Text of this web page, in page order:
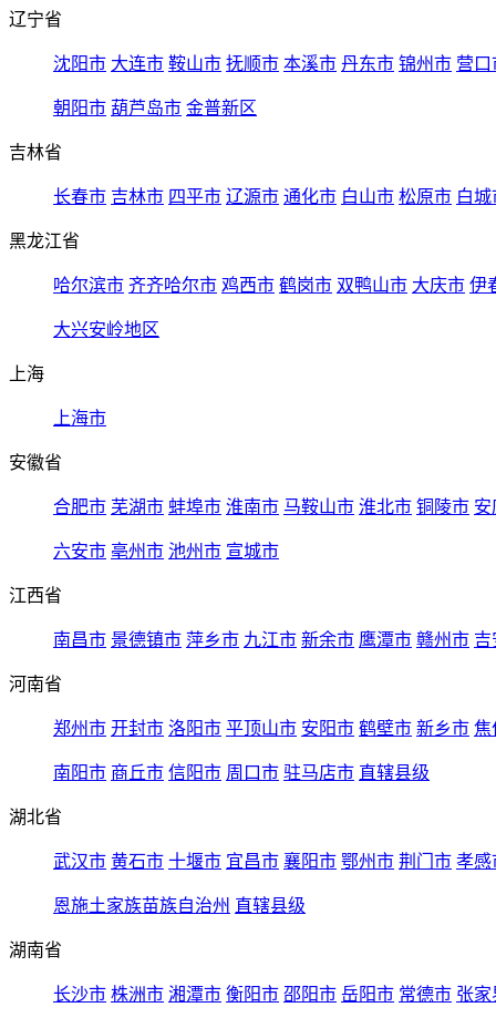
辽宁省
沈阳市 大连市 鞍山市 抚顺市 本溪市 丹东市 锦州市 营口
朝阳市 葫芦岛市 金普新区
吉林省
长春市 吉林市 四平市 辽源市 通化市 白山市 松原市 白城
黑龙江省
哈尔滨市 齐齐哈尔市 鸡西市 鹤岗市 双鸭山市 大庆市 伊
大兴安岭地区
上海
上海市
安徽省
合肥市 芜湖市 蚌埠市 淮南市 马鞍山市 淮北市 铜陵市 安
六安市 亳州市 池州市 宣城市
江西省
南昌市 景德镇市 萍乡市 九江市 新余市 鹰潭市 赣州市 吉
河南省
郑州市 开封市 洛阳市 平顶山市 安阳市 鹤壁市 新乡市 焦
南阳市 商丘市 信阳市 周口市 驻马店市 直辖县级
湖北省
武汉市 黄石市 十堰市 宜昌市 襄阳市 鄂州市 荆门市 孝感
恩施土家族苗族自治州 直辖县级
湖南省
长沙市 株洲市 湘潭市 衡阳市 邵阳市 岳阳市 常德市 张家